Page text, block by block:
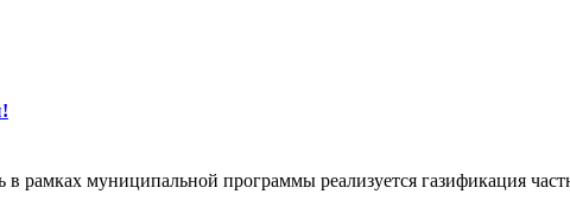
рамках муниципальной программы реализуется газификация